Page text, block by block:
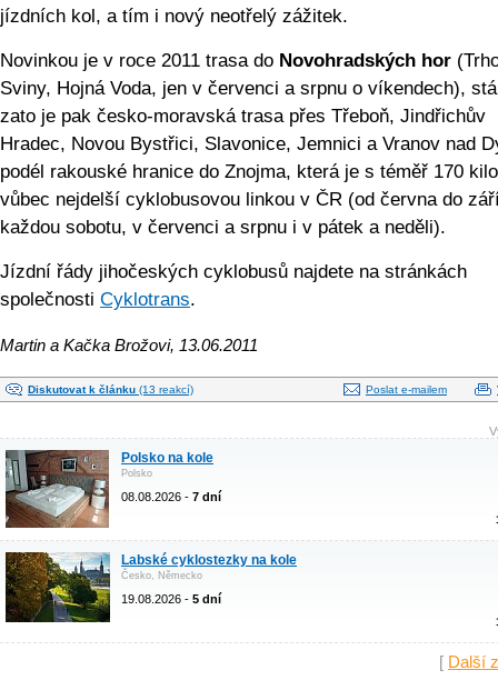
jízdních kol, a tím i nový neotřelý zážitek.
Novinkou je v roce 2011 trasa do Novohradských hor
Sviny, Hojná Voda, jen v červenci a srpnu o víkendech),
zato je pak česko-moravská trasa přes Třeboň, Jindřichův
Hradec, Novou Bystřici, Slavonice, Jemnici a Vranov nad
podél rakouské hranice do Znojma, která je s téměř 170
vůbec nejdelší cyklobusovou linkou v ČR (od června do
každou sobotu, v červenci a srpnu i v pátek a neděli).
Jízdní řády jihočeských cyklobusů najdete na stránkách
společnosti Cyklotrans.
Martin a Kačka Brožovi, 13.06.2011
Diskutovat k článku (13 reakcí) Poslat e-mailem
Polsko na kole
Polsko
08.08.2026 - 7 dní
Labské cyklostezky na kole
Česko, Německo
19.08.2026 - 5 dní
[ Další